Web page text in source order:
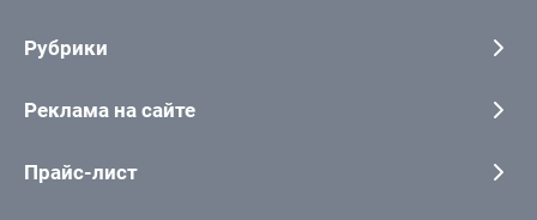
Рубрики
Реклама на сайте
Прайс-лист